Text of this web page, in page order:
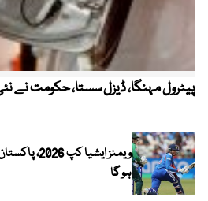
پیٹرول مہنگا، ڈیزل سستا، حکومت نے
ویمنز ایشیا
ہو گا